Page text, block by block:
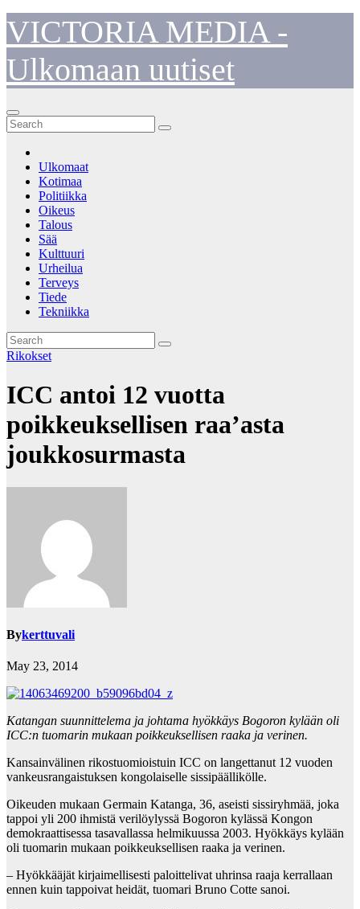
Skip
to
content
VICTORIA MEDIA -
Ulkomaan uutiset
Ulkomaat
Kotimaa
Politiikka
Oikeus
Talous
Sää
Kulttuuri
Urheilua
Terveys
Tiede
Tekniikka
Rikokset
ICC antoi 12 vuotta
poikkeuksellisen raa’asta
joukkosurmasta
Bykerttuvali
May 23, 2014
Katangan suunnittelema ja johtama hyökkäys Bogoron kylään oli
ICC:n tuomarin mukaan poikkeuksellisen raaka ja verinen.
Kansainvälinen rikostuomioistuin ICC on langettanut 12 vuoden
vankeusrangaistuksen kongolaiselle sissipäällikölle.
Oikeuden mukaan Germain Katanga, 36, aseisti sissiryhmää, joka
tappoi yli 200 ihmistä verilöylyssä Bogoron kylässä Kongon
demokraattisessa tasavallassa helmikuussa 2003. Hyökkäys kylään
oli tuomarin mukaan poikkeuksellisen raaka ja verinen.
– Hyökkääjät kirjaimellisesti paloittelivat uhrinsa raaja kerrallaan
ennen kuin tappoivat heidät, tuomari Bruno Cotte sanoi.